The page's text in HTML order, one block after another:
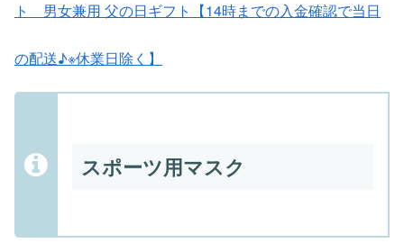
ト 男女兼用 父の日ギフト【14時までの入金確認で当日
の配送♪※休業日除く】
スポーツ用マスク